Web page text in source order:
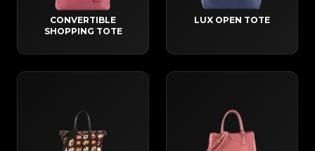
CONVERTIBLE
SHOPPING TOTE
LUX OPEN TOTE